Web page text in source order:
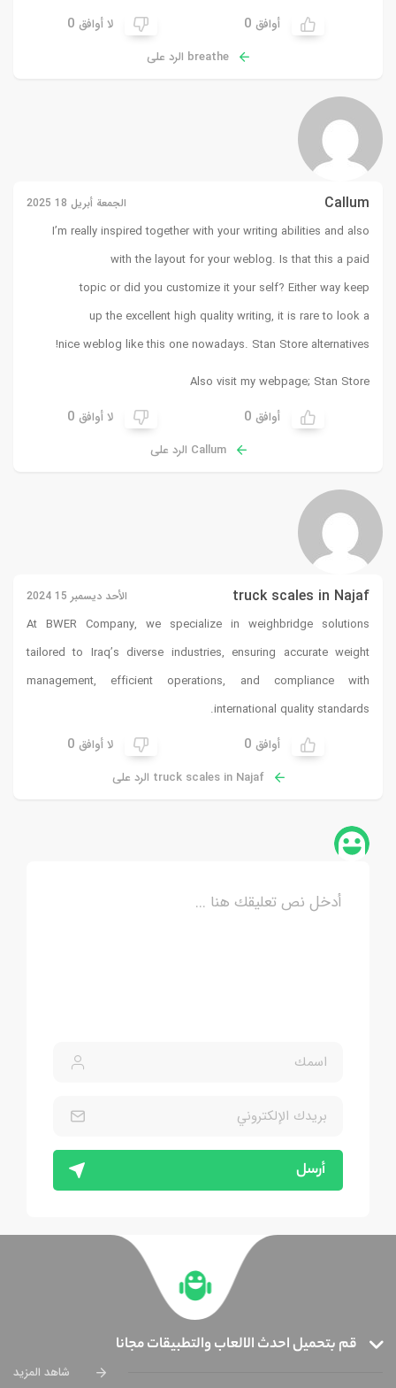
أوافق 0 لا أوافق 0
breathe الرد على
Callum الجمعة أبريل 18 2025
I’m really inspired together with your writing abilities and also
with the layout for your weblog. Is that this a paid
topic or did you customize it your self? Either way keep
up the excellent high quality writing, it is rare to look a
nice weblog like this one nowadays. Stan Store alternatives
!
Also visit my webpage; Stan Store
أوافق 0 لا أوافق 0
Callum الرد على
truck scales in Najaf الأحد ديسمبر 15 2024
At BWER Company, we specialize in weighbridge solutions
tailored to Iraq’s diverse industries, ensuring accurate weight
management, efficient operations, and compliance with
international quality standards.
أوافق 0 لا أوافق 0
truck scales in Najaf الرد على
أرسل
قم بتحميل احدث الالعاب والتطبيقات مجانا
شاهد المزيد